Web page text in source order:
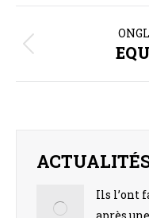
DE
Ils l’ont